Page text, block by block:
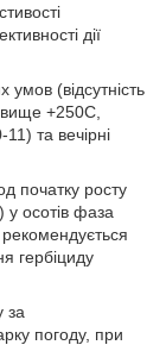
дії
(відсутність
вище +250С,
та вечірні
початку росту
у осотів фаза
гербіциду
за
погоду, при